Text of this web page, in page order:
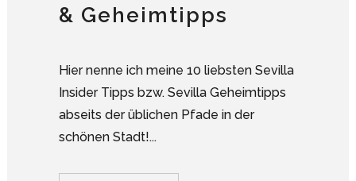
& Geheimtipps
Hier nenne ich meine 10 liebsten Sevilla
Insider Tipps bzw. Sevilla Geheimtipps
abseits der üblichen Pfade in der
schönen Stadt!...